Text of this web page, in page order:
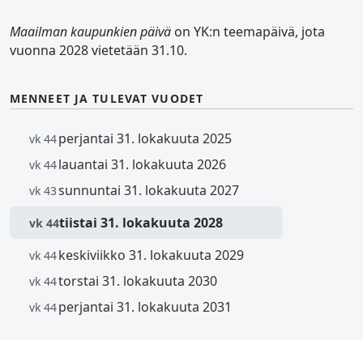
Maailman kaupunkien päivä on YK:n teemapäivä, jota
vuonna 2028 vietetään 31.10.
MENNEET JA TULEVAT VUODET
vk 44perjantai 31. lokakuuta 2025
vk 44lauantai 31. lokakuuta 2026
vk 43sunnuntai 31. lokakuuta 2027
vk 44tiistai 31. lokakuuta 2028
vk 44keskiviikko 31. lokakuuta 2029
vk 44torstai 31. lokakuuta 2030
vk 44perjantai 31. lokakuuta 2031